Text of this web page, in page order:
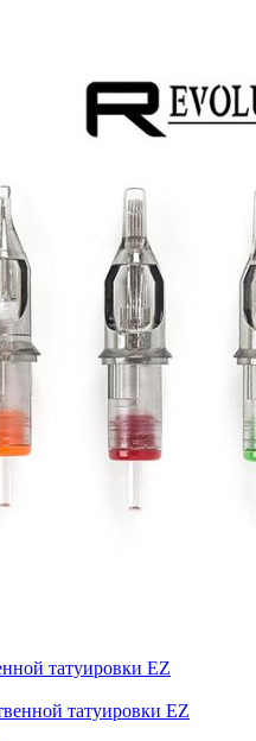
татуировки EZ